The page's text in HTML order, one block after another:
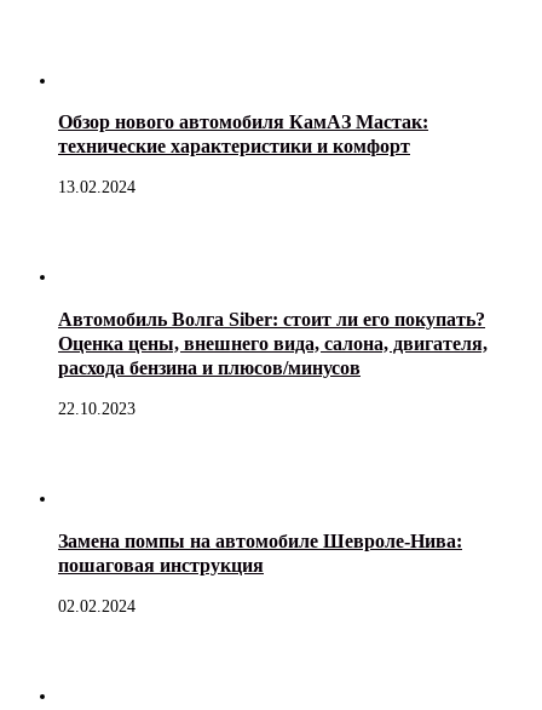
Обзор нового автомобиля КамАЗ Мастак:
технические характеристики и комфорт
13.02.2024
Автомобиль Волга Siber: стоит ли его покупать?
Оценка цены, внешнего вида, салона, двигателя,
расхода бензина и плюсов/минусов
22.10.2023
Замена помпы на автомобиле Шевроле-Нива:
пошаговая инструкция
02.02.2024